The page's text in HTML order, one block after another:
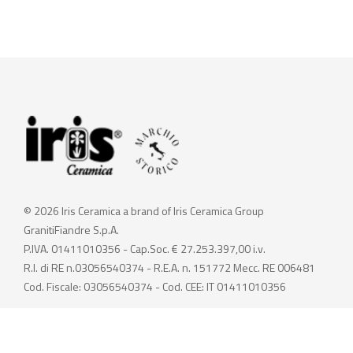
© 2026 Iris Ceramica a brand of Iris Ceramica Group
GranitiFiandre S.p.A.
P.IVA. 01411010356 - Cap.Soc. € 27.253.397,00 i.v.
R.I. di RE n.03056540374 - R.E.A. n. 151772 Mecc. RE 006481
Cod. Fiscale: 03056540374 - Cod. CEE: IT 01411010356